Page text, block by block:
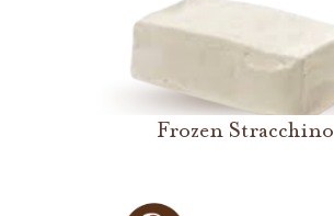
Frozen Stracchino